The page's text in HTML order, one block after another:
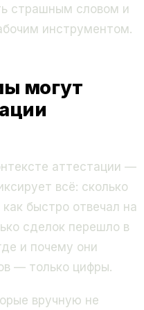
страшным словом и
инструментом.
могут
аттестации —
всё: сколько
быстро отвечал на
сделок перешло в
и почему они
— только цифры.
вручную не